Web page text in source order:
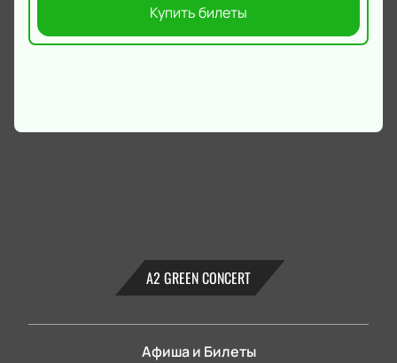
Купить билеты
А2 GREEN CONCERT
Афиша и Билеты